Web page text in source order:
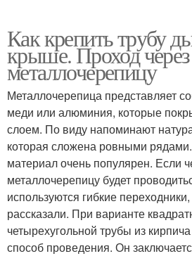
Как крепить трубу
крыше. Проход через
металлочерепицу
Металлочерепица представляет
меди или алюминия, которые
слоем. По виду напоминают
которая сложена ровными
материал очень популярен. Если
металлочерепицу будет
используются гибкие
рассказали. При варианте
четырехугольной трубы из
способ проведения. Он